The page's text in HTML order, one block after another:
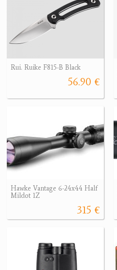
Rui. Ruike F815-B Black
56.90 €
Hawke Vantage 6-24x44 Half
Mildot 1Z
315 €